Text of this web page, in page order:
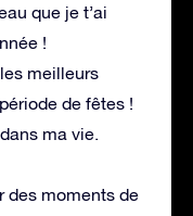
que je t’ai
!
meilleurs
de fêtes !
ma vie.
des moments de